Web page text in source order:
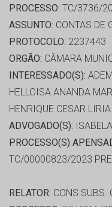
PROCESSO: TC/3736/
ASSUNTO: CONTAS DE
PROTOCOLO: 2237443
ORGÃO: CÂMARA
INTERESSADO(S):
HELLOISA ANANDA
HENRIQUE CESAR
ADVOGADO(S):
PROCESSO(S)
TC/00000823/2023
RELATOR: CONS.SUBS.